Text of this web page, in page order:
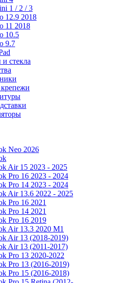
1 / 2 / 3
12.9 2018
11 2018
10.5
9.7
стекла
Neo 2026
Air 15 2023 - 2025
Pro 16 2023 - 2024
Pro 14 2023 - 2024
Air 13.6 2022 - 2025
Pro 16 2021
Pro 14 2021
Pro 16 2019
Air 13.3 2020 M1
Air 13 (2018-2019)
Air 13 (2011-2017)
Pro 13 2020-2022
Pro 13 (2016-2019)
Pro 15 (2016-2018)